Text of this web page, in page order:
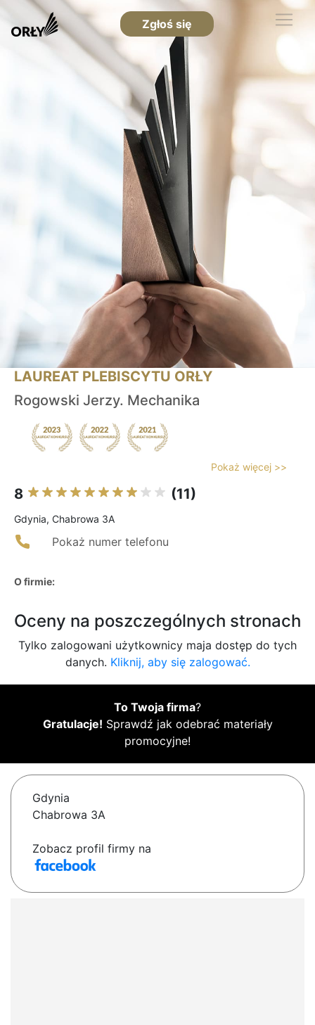
Zgłoś się
LAUREAT PLEBISCYTU ORŁY
Rogowski Jerzy. Mechanika
Pokaż więcej >>
8 (11)
Gdynia, Chabrowa 3A
Pokaż numer telefonu
O firmie:
Oceny na poszczególnych stronach
Tylko zalogowani użytkownicy maja dostęp do tych
danych. Kliknij, aby się zalogować.
To Twoja firma?
Gratulacje! Sprawdź jak odebrać materiały
promocyjne!
Gdynia
Chabrowa 3A
Zobacz profil firmy na